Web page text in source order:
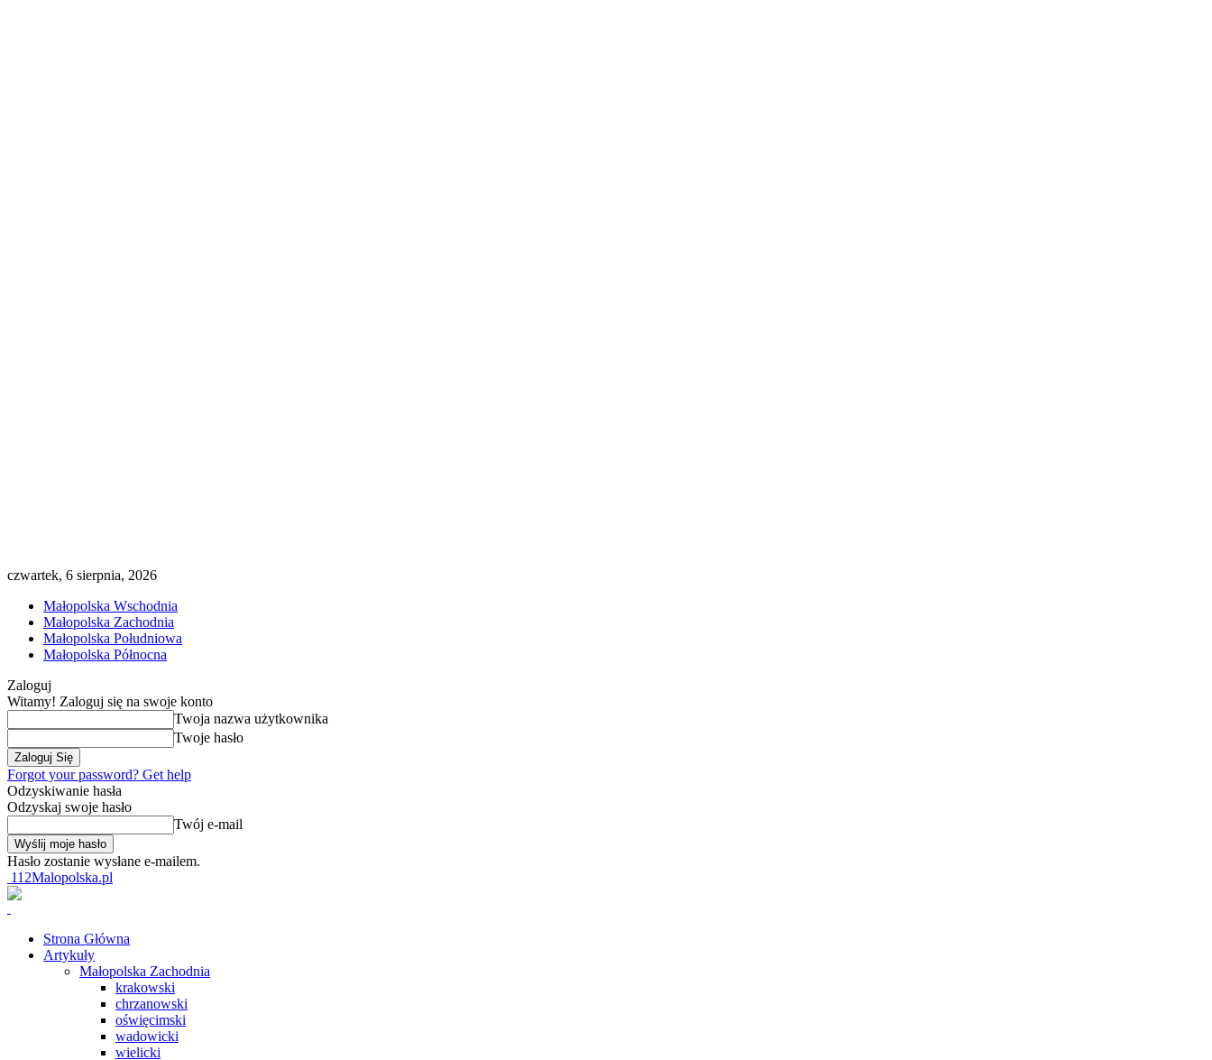
czwartek, 6 sierpnia, 2026
Małopolska Wschodnia
Małopolska Zachodnia
Małopolska Południowa
Małopolska Północna
Zaloguj
Witamy! Zaloguj się na swoje konto
Twoja nazwa użytkownika
Twoje hasło
Forgot your password? Get help
Odzyskiwanie hasła
Odzyskaj swoje hasło
Twój e-mail
Hasło zostanie wysłane e-mailem.
112Malopolska.pl
Strona Główna
Artykuły
Małopolska Zachodnia
krakowski
chrzanowski
oświęcimski
wadowicki
wielicki